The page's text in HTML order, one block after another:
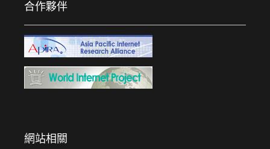
合作夥伴
網站相關